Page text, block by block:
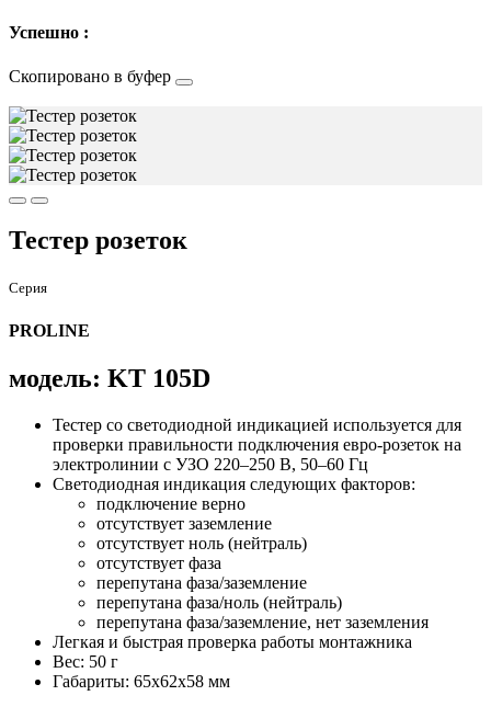
Успешно :
Скопировано в буфер
Тестер розеток
Серия
PROLINE
модель: KT 105D
Тестер со светодиодной индикацией используется для
проверки правильности подключения евро-розеток на
электролинии с УЗО 220–250 В, 50–60 Гц
Светодиодная индикация следующих факторов:
подключение верно
отсутствует заземление
отсутствует ноль (нейтраль)
отсутствует фаза
перепутана фаза/заземление
перепутана фаза/ноль (нейтраль)
перепутана фаза/заземление, нет заземления
Легкая и быстрая проверка работы монтажника
Вес: 50 г
Габариты: 65х62х58 мм